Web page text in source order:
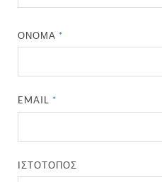
ΌΝΟΜΑ*
EMAIL*
ΙΣΤΌΤΟΠΟΣ